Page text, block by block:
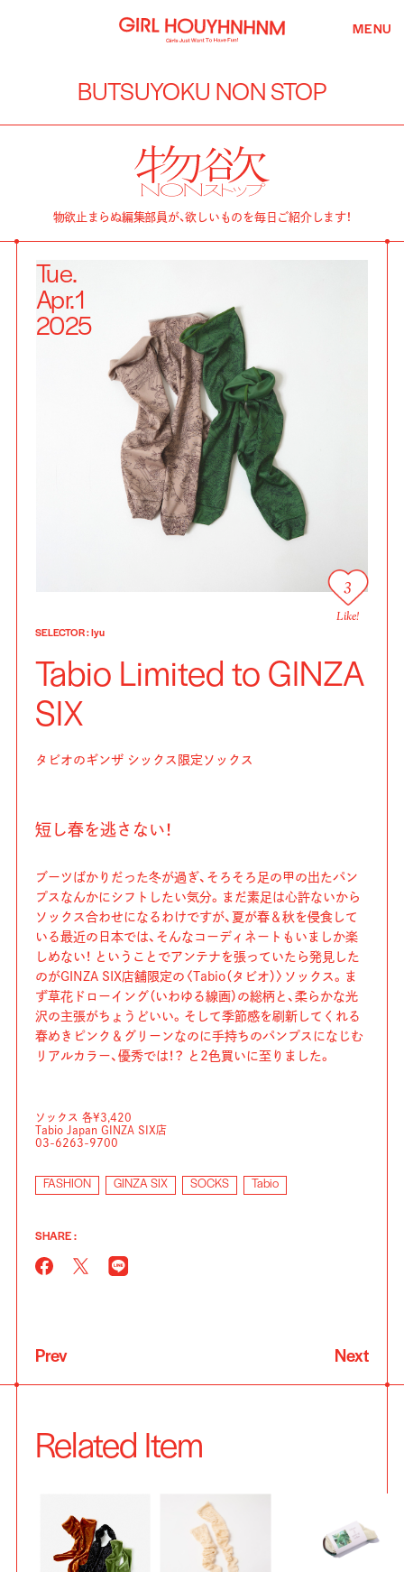
MENU
BUTSUYOKU NON STOP
物欲止まらぬ編集部員が、欲しいものを毎日ご紹介します！
Tue.
Apr.1
2025
3
Like!
SELECTOR: Iyu
Tabio Limited to GINZA
SIX
タビオのギンザ シックス限定ソックス
短し春を逃さない！
ブーツばかりだった冬が過ぎ、そろそろ足の甲の出たパン
プスなんかにシフトしたい気分。まだ素足は心許ないから
ソックス合わせになるわけですが、夏が春＆秋を侵食して
いる最近の日本では、そんなコーディネートもいましか楽
しめない！ ということでアンテナを張っていたら発見した
のがGINZA SIX店舗限定の〈Tabio（タビオ）〉ソックス。ま
ず草花ドローイング（いわゆる線画）の総柄と、柔らかな光
沢の主張がちょうどいい。そして季節感を刷新してくれる
春めきピンク＆グリーンなのに手持ちのパンプスになじむ
リアルカラー、優秀では！？ と2色買いに至りました。
ソックス 各¥3,420
Tabio Japan GINZA SIX店
03-6263-9700
FASHION GINZA SIX SOCKS Tabio
SHARE :
Prev Next
Related Item